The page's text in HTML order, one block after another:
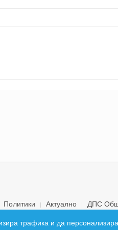
Политики Актуално ДПС
трафика и да